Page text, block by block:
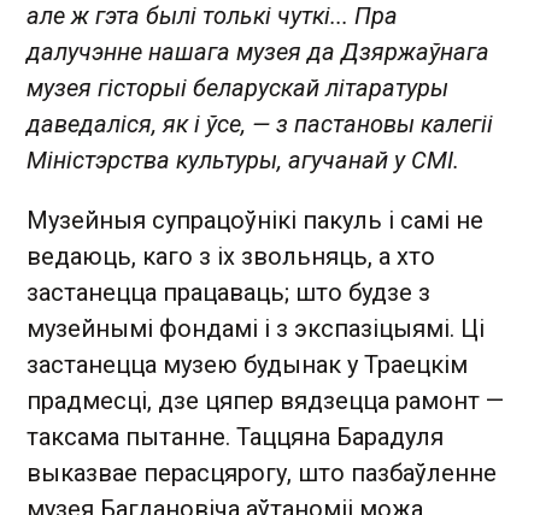
але ж гэта былі толькі чуткі... Пра
далучэнне нашага музея да Дзяржаўнага
музея гісторыі беларускай літаратуры
даведаліся, як і ўсе, — з пастановы калегіі
Міністэрства культуры, агучанай у СМІ.
Музейныя супрацоўнікі пакуль і самі не
ведаюць, каго з іх звольняць, а хто
застанецца працаваць; што будзе з
музейнымі фондамі і з экспазіцыямі. Ці
застанецца музею будынак у Траецкім
прадмесці, дзе цяпер вядзецца рамонт —
таксама пытанне. Таццяна Барадуля
выказвае перасцярогу, што пазбаўленне
музея Багдановіча аўтаноміі можа